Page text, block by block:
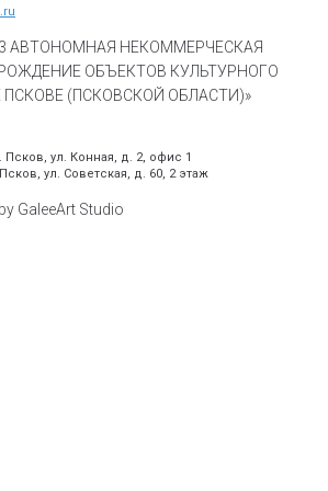
АВТОНОМНАЯ НЕКОММЕРЧЕСКАЯ
ОБЪЕКТОВ КУЛЬТУРНОГО
ПСКОВЕ (ПСКОВСКОЙ ОБЛАСТИ)»
ул. Конная, д. 2, офис 1
ул. Советская, д. 60, 2 этаж
GaleeArt Studio